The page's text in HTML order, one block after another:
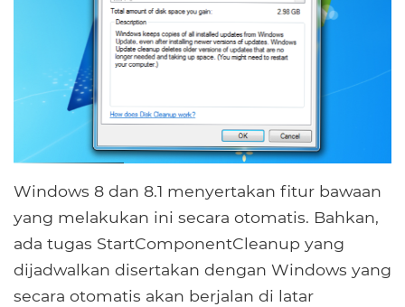
Windows 8 dan 8.1 menyertakan fitur bawaan
yang melakukan ini secara otomatis. Bahkan,
ada tugas StartComponentCleanup yang
dijadwalkan disertakan dengan Windows yang
secara otomatis akan berjalan di latar